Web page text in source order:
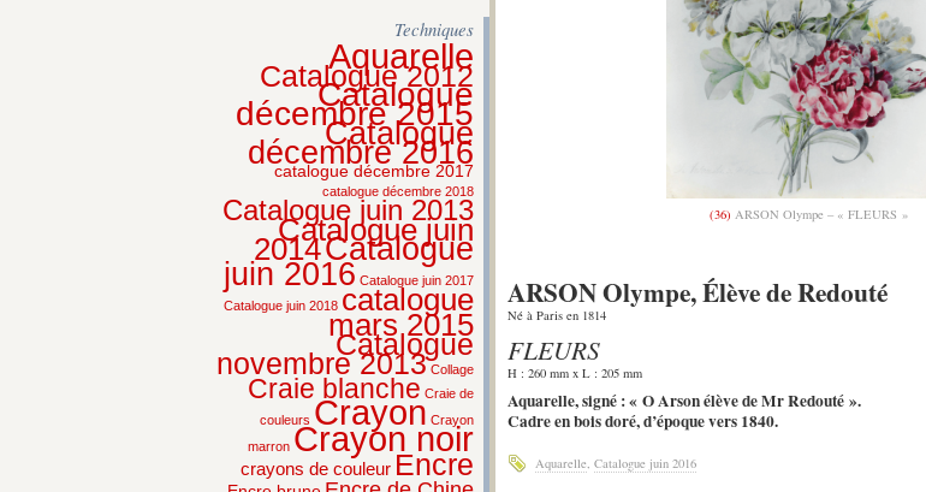
Techniques
Aquarelle
Catalogue 2012
Catalogue
décembre 2015
Catalogue
décembre 2016
catalogue décembre 2017
catalogue décembre 2018
Catalogue juin 2013
Catalogue juin
2014Catalogue
juin 2016 Catalogue juin 2017
Catalogue juin 2018 catalogue
mars 2015
Catalogue
novembre 2013 Collage
Craie blanche Craie de
couleurs Crayon Crayon
marron Crayon noir
crayons de couleur Encre
(36) ARSON Olympe – « FLEURS »
ARSON Olympe, Élève de Redouté
Né à Paris en 1814
FLEURS
H : 260 mm x L : 205 mm
Aquarelle, signé : « O Arson élève de Mr Redouté ».
Cadre en bois doré, d’époque vers 1840.
Aquarelle Catalogue juin 2016